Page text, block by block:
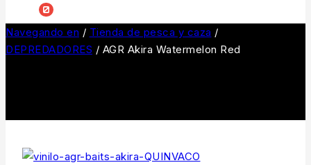
0
Navegando en / Tienda de pesca y caza /
DEPREDADORES / AGR Akira Watermelon Red